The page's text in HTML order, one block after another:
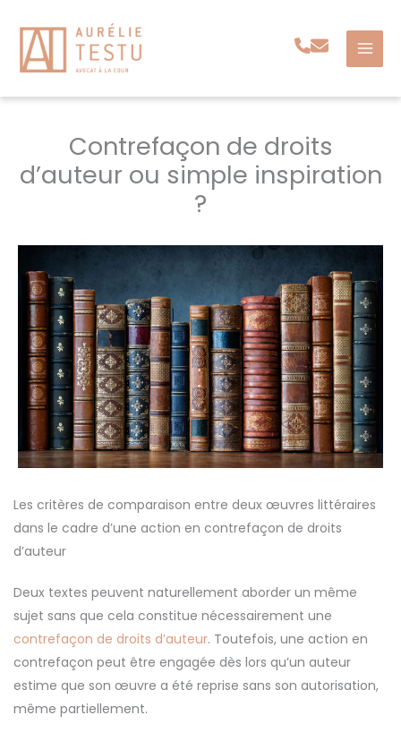
contenu
Contrefaçon de droits
d’auteur ou simple inspiration
?
Les critères de comparaison entre deux œuvres littéraires
dans le cadre d’une action en contrefaçon de droits
d’auteur
Deux textes peuvent naturellement aborder un même
sujet sans que cela constitue nécessairement une
contrefaçon de droits d’auteur. Toutefois, une action en
contrefaçon peut être engagée dès lors qu’un auteur
estime que son œuvre a été reprise sans son autorisation,
même partiellement.